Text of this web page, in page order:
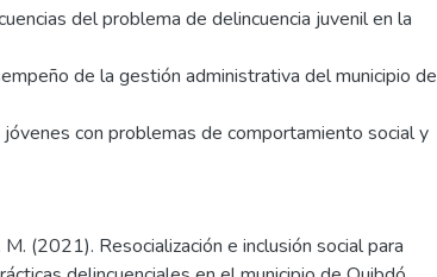
del problema de delincuencia juvenil en la
de la gestión administrativa del municipio de
con problemas de comportamiento social y
(2021). Resocialización e inclusión social para